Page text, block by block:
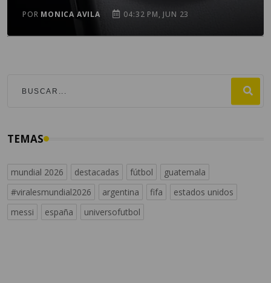
POR MONICA AVILA 04:32 PM, JUN 23
TEMAS
mundial 2026 destacadas fútbol
guatemala
#viralesmundial2026
argentina fifa
estados unidos
messi
españa universofutbol